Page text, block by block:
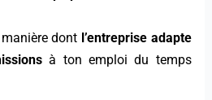
dont l’entreprise adapte
à ton emploi du temps